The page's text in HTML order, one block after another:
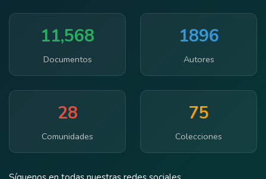
11,568
Documentos
1896
Autores
28
Comunidades
75
Colecciones